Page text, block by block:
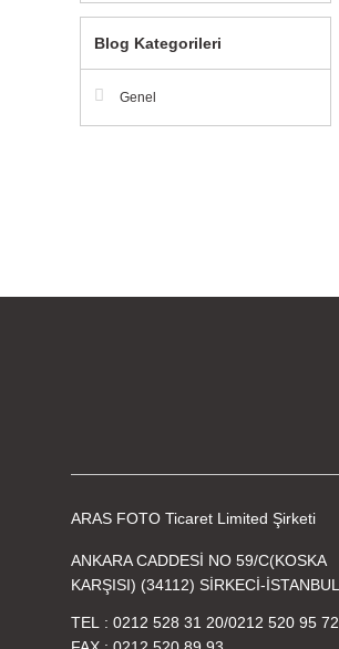
Blog Kategorileri
Genel
ARAS FOTO Ticaret Limited Şirketi
ANKARA CADDESİ NO 59/C(KOSKA
KARŞISI) (34112) SİRKECİ-İSTANBUL
TEL 0212 528 31 20/0212 520 95 72